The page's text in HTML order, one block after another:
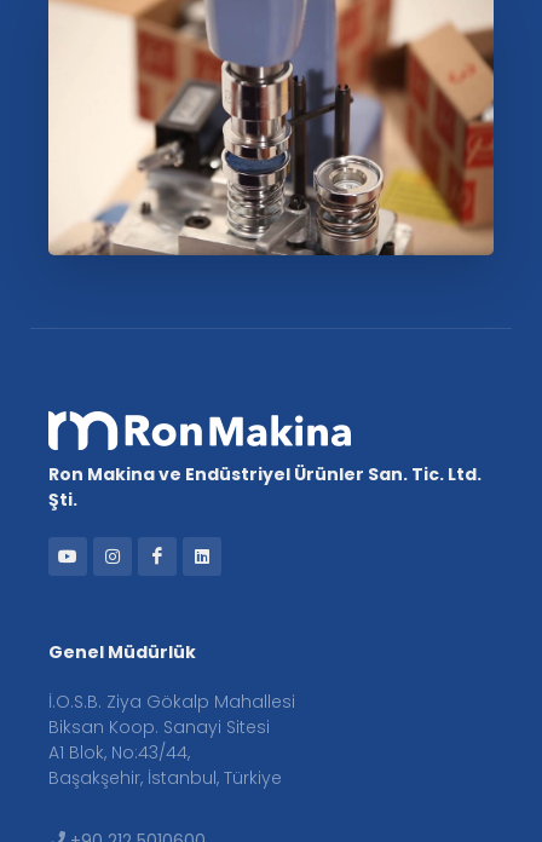
Ron Makina ve Endüstriyel Ürünler San. Tic. Ltd.
Şti.
Genel Müdürlük
İ.O.S.B. Ziya Gökalp Mahallesi
Biksan Koop. Sanayi Sitesi
A1 Blok, No:43/44,
Başakşehir, İstanbul, Türkiye